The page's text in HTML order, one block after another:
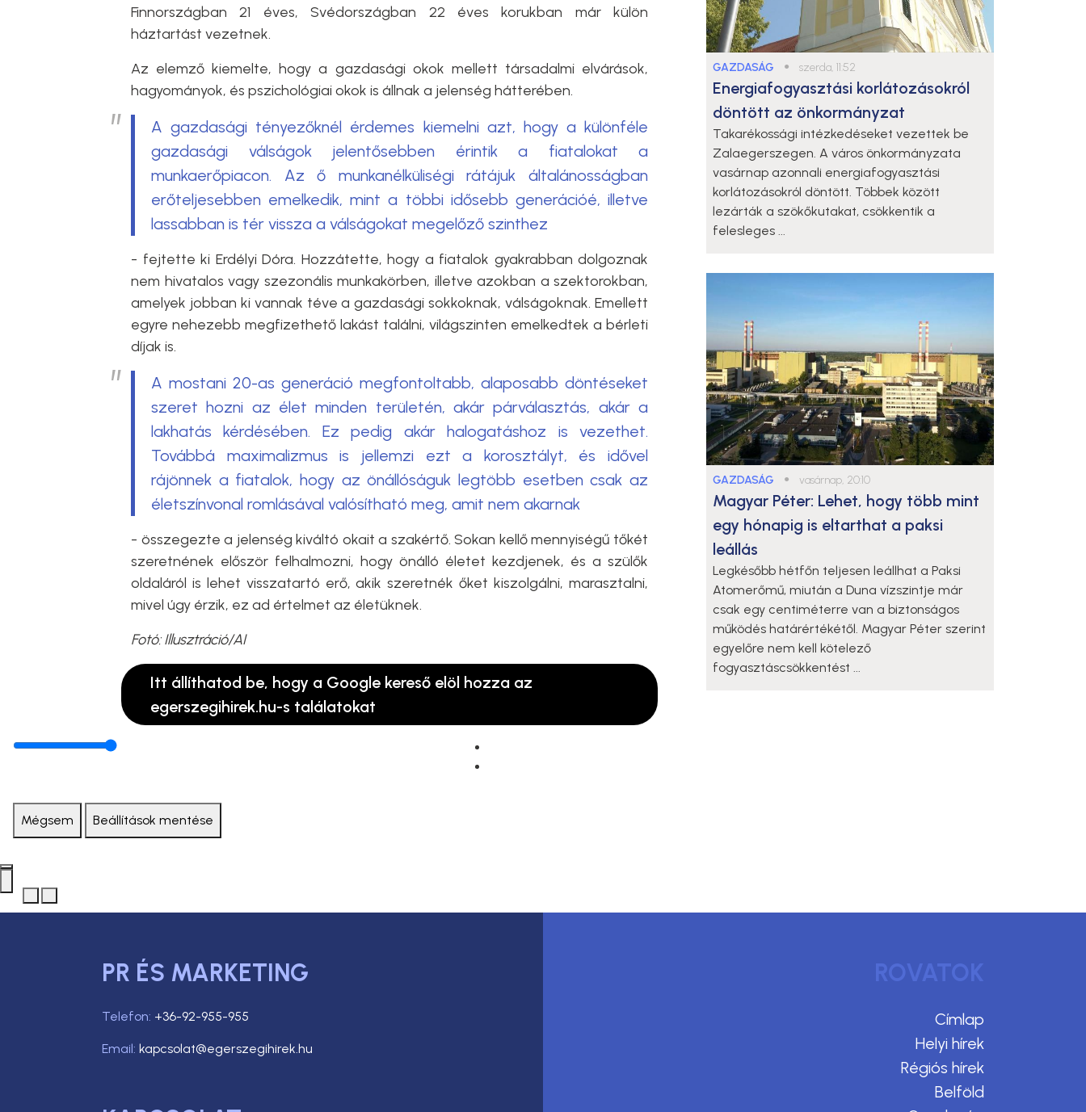
Finnországban 21 éves, Svédországban 22 éves korukban már külön
háztartást vezetnek.
Az elemző kiemelte, hogy a gazdasági okok mellett társadalmi elvárások,
hagyományok, és pszichológiai okok is állnak a jelenség hátterében.
A gazdasági tényezőknél érdemes kiemelni azt, hogy a különféle
gazdasági válságok jelentősebben érintik a fiatalokat a
munkaerőpiacon. Az ő munkanélküliségi rátájuk általánosságban
erőteljesebben emelkedik, mint a többi idősebb generációé, illetve
lassabban is tér vissza a válságokat megelőző szinthez
- fejtette ki Erdélyi Dóra. Hozzátette, hogy a fiatalok gyakrabban dolgoznak
nem hivatalos vagy szezonális munkakörben, illetve azokban a szektorokban,
amelyek jobban ki vannak téve a gazdasági sokkoknak, válságoknak. Emellett
egyre nehezebb megfizethető lakást találni, világszinten emelkedtek a bérleti
díjak is.
A mostani 20-as generáció megfontoltabb, alaposabb döntéseket
szeret hozni az élet minden területén, akár párválasztás, akár a
lakhatás kérdésében. Ez pedig akár halogatáshoz is vezethet.
Továbbá maximalizmus is jellemzi ezt a korosztályt, és idővel
rájönnek a fiatalok, hogy az önállóságuk legtöbb esetben csak az
életszínvonal romlásával valósítható meg, amit nem akarnak
- összegezte a jelenség kiváltó okait a szakértő. Sokan kellő mennyiségű tőkét
szeretnének először felhalmozni, hogy önálló életet kezdjenek, és a szülők
oldaláról is lehet visszatartó erő, akik szeretnék őket kiszolgálni, marasztalni,
mivel úgy érzik, ez ad értelmet az életüknek.
Fotó: Illusztráció/AI
Itt állíthatod be, hogy a Google kereső elöl hozza az
egerszegihirek.hu-s találatokat
GAZDASÁG ● szerda, 11:52
Energiafogyasztási korlátozásokról
döntött az önkormányzat
Takarékossági intézkedéseket vezettek be
Zalaegerszegen. A város önkormányzata
vasárnap azonnali energiafogyasztási
korlátozásokról döntött. Többek között
lezárták a szökőkutakat, csökkentik a
felesleges ...
GAZDASÁG ● vasárnap, 20:10
Magyar Péter: Lehet, hogy több mint
egy hónapig is eltarthat a paksi
leállás
Legkésőbb hétfőn teljesen leállhat a Paksi
Atomerőmű, miután a Duna vízszintje már
csak egy centiméterre van a biztonságos
működés határértékétől. Magyar Péter szerint
egyelőre nem kell kötelező
fogyasztáscsökkentést ...
Mégsem Beállítások mentése
PR ÉS MARKETING
Telefon: +36-92-955-955
Email: kapcsolat@egerszegihirek.hu
ROVATOK
Címlap
Helyi hírek
Régiós hírek
Belföld